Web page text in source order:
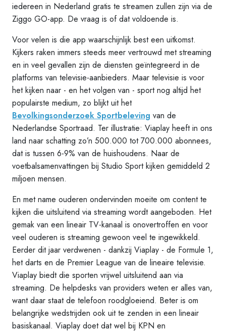
iedereen in Nederland gratis te streamen zullen zijn via de
Ziggo GO-app. De vraag is of dat voldoende is.
Voor velen is die app waarschijnlijk best een uitkomst.
Kijkers raken immers steeds meer vertrouwd met streaming
en in veel gevallen zijn de diensten geïntegreerd in de
platforms van televisie-aanbieders. Maar televisie is voor
het kijken naar - en het volgen van - sport nog altijd het
populairste medium, zo blijkt uit het
Bevolkingsonderzoek Sportbeleving van de
Nederlandse Sportraad. Ter illustratie: Viaplay heeft in ons
land naar schatting zo’n 500.000 tot 700.000 abonnees,
dat is tussen 6-9% van de huishoudens. Naar de
voetbalsamenvattingen bij Studio Sport kijken gemiddeld 2
miljoen mensen.
En met name ouderen ondervinden moeite om content te
kijken die uitsluitend via streaming wordt aangeboden. Het
gemak van een lineair TV-kanaal is onovertroffen en voor
veel ouderen is streaming gewoon veel te ingewikkeld.
Eerder dit jaar verdwenen - dankzij Viaplay - de Formule 1,
het darts en de Premier League van de lineaire televisie.
Viaplay biedt die sporten vrijwel uitsluitend aan via
streaming. De helpdesks van providers weten er alles van,
want daar staat de telefoon roodgloeiend. Beter is om
belangrijke wedstrijden ook uit te zenden in een lineair
basiskanaal. Viaplay doet dat wel bij KPN en